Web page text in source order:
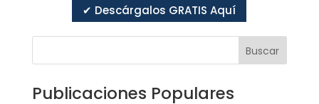
✔ Descárgalos GRATIS Aquí
Buscar
Publicaciones Populares